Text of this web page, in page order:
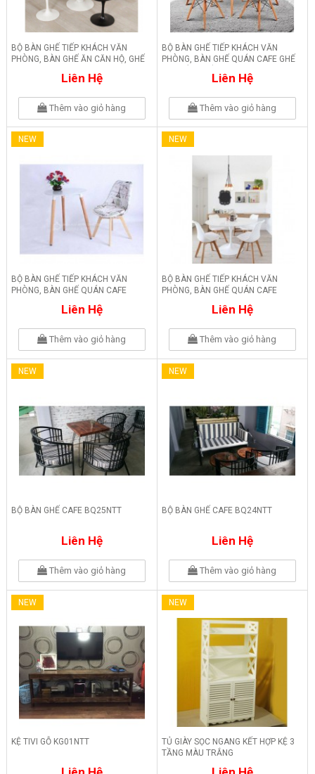
BỘ BÀN GHẾ TIẾP KHÁCH VĂN
PHÒNG, BÀN GHẾ ĂN CĂN HỘ, GHẾ
Liên Hệ
Thêm vào giỏ hàng
BỘ BÀN GHẾ TIẾP KHÁCH VĂN
PHÒNG, BÀN GHẾ QUÁN CAFE GHẾ
Liên Hệ
Thêm vào giỏ hàng
NEW
BỘ BÀN GHẾ TIẾP KHÁCH VĂN
PHÒNG, BÀN GHẾ QUÁN CAFE
Liên Hệ
Thêm vào giỏ hàng
NEW
BỘ BÀN GHẾ TIẾP KHÁCH VĂN
PHÒNG, BÀN GHẾ QUÁN CAFE
Liên Hệ
Thêm vào giỏ hàng
NEW
BỘ BÀN GHẾ CAFE BQ25NTT
Liên Hệ
Thêm vào giỏ hàng
NEW
BỘ BÀN GHẾ CAFE BQ24NTT
Liên Hệ
Thêm vào giỏ hàng
NEW
KỆ TIVI GỖ KG01NTT
NEW
TỦ GIÀY SỌC NGANG KẾT HỢP KỆ 3
TẦNG MÀU TRẮNG